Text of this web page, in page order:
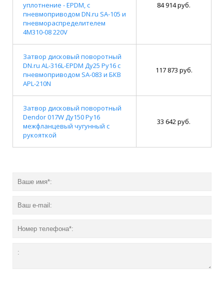
уплотнение - EPDM, с
пневмоприводом DN.ru SA-105 и
пневмораспределителем
4M310-08 220V
84 914 руб.
Затвор дисковый поворотный
DN.ru AL-316L-EPDM Ду25 Ру16 с
пневмоприводом SA-083 и БКВ
APL-210N
117 873 руб.
Затвор дисковый поворотный
Dendor 017W Ду150 Ру16
межфланцевый чугунный с
рукояткой
33 642 руб.